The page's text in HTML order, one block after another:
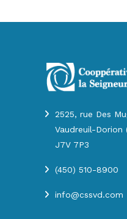
2525, rue Des
Vaudreuil-Dorion
J7V 7P3
(450) 510-8900
info@cssvd.com